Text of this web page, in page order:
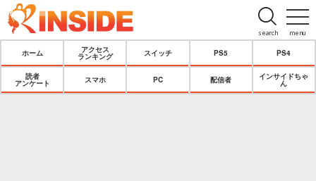
menu
search
ホーム
アクセス
ランキング
スイッチ PS5 PS4
読者
アンケート
スマホ PC 配信者
インサイドちゃ
ん